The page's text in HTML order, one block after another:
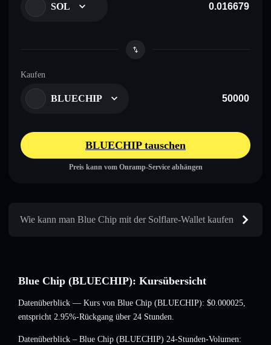
SOL
Kaufen
BLUECHIP
BLUECHIP tauschen
Preis kann vom Onramp-Service abhängen
Wie kann man Blue Chip mit der Solflare-Wallet kaufen
Blue Chip (BLUECHIP): Kursübersicht
Datenüberblick — Kurs von Blue Chip (BLUECHIP): $0.000025,
entspricht 2.95%-Rückgang über 24 Stunden.
Datenüberblick – Blue Chip (BLUECHIP) 24-Stunden-Volumen: